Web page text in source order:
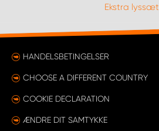
Ekstra lyssæt
HANDELSBETINGELSER
CHOOSE A DIFFERENT COUNTRY
COOKIE DECLARATION
ÆNDRE DIT SAMTYKKE